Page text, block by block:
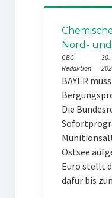
Nord-
CBG
Redaktion
30.
BAYER
Die
Ostsee
Euro stellt
dafür bis